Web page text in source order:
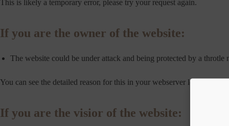
This is likely a temporary error, please try your request again.
If you are the owner of the website:
The website could be under attack and being protected by a throtle
You can see the detailed reason for this in your webserver logs.
If you are the visior of the website: